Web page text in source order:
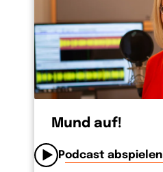
Mund auf!
Podcast abspielen